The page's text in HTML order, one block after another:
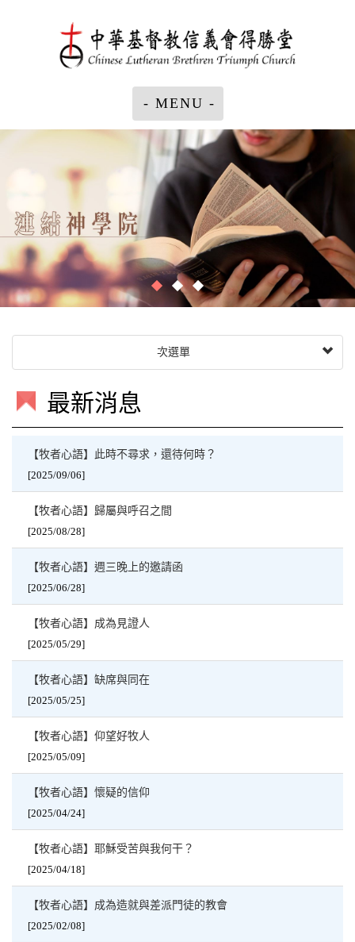
- MENU -
次選單
最新消息
【牧者心語】此時不尋求，還待何時？
[2025/09/06]
【牧者心語】歸屬與呼召之間
[2025/08/28]
【牧者心語】週三晚上的邀請函
[2025/06/28]
【牧者心語】成為見證人
[2025/05/29]
【牧者心語】缺席與同在
[2025/05/25]
【牧者心語】仰望好牧人
[2025/05/09]
【牧者心語】懷疑的信仰
[2025/04/24]
【牧者心語】耶穌受苦與我何干？
[2025/04/18]
【牧者心語】成為造就與差派門徒的教會
[2025/02/08]